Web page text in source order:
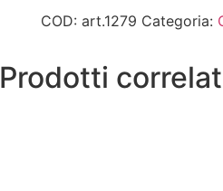
COD: art.1279 Categoria:
Prodotti